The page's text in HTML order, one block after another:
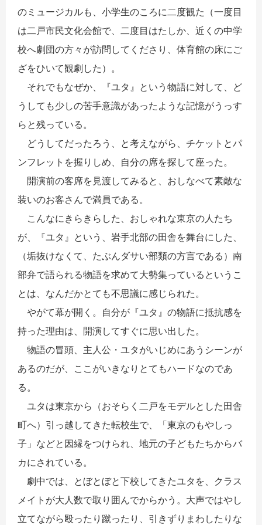
のミュージカルも、小学生のころに二度観た（一度目
は二戸市民文化会館で、二度目はたしか、近くの中学
校へ劇団の方々が訪問してくださり、体育館の床にご
ざをひいて観劇した）。
それでもなぜか、『ユタ』という物語に対して、ど
うしても少しの苦手意識があったような記憶がうっす
らと残っている。
どうしてだったろう、と考えながら、チケットとパ
ンフレットを握りしめ、自分の席を探して座った。
開演前の客席を見渡してみると、おしなべて素敵な
装いのお客さんで満員である。
こんなにきらきらした、おしゃれな東京の人たち
が、『ユタ』という、岩手北部の田舎を舞台にした、
（垢抜けなくて、たぶんダサい部類の方言である）南
部弁で語られる物語を求めて大勢集っているというこ
とは、なんだかとても不思議に感じられた。
やがて幕が開く。自分が『ユタ』の物語に抵抗感を
持った理由は、開演してすぐに思い出した。
物語の冒頭、主人公・ユタがいじめにあうシーンが
あるのだが、ここがいきなりとてもハードなのであ
る。
ユタは東京から（おそらく二戸をモデルとした田舎
町へ）引っ越してきた転校生で、「東京のもやしっ
子」などと因縁をつけられ、地元の子どもたちからバ
カにされている。
劇中では、とぼとぼと下校してきたユタを、クラス
メイトが大人数で取り囲んでからかう。大声ではやし
立てながら殴ったり蹴ったり、引きずりまわしたりな